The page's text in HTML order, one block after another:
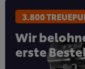
3.800
Wir
erste